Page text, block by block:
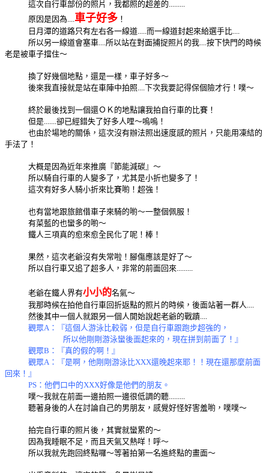
這次自行車部份的照片，我都照的超差的.........
原因是因為.... 車子好多 ！
日月潭的道路只有左右各一線道.....而一線道封起來給選手比....
所以另一線道會塞車....所以站在對面捕捉照片的我....按下快門的時候
老是被車子擋住～
換了好幾個地點，還是一樣，車子好多～
後來我直接就是站在車陣中拍照....下次我要記得保個險才行！噗～
終於最後找到一個還ＯＫ的地點讓我拍自行車的比賽！
但是.......卻已經錯失了好多人哩～嗚嗚！
也由於場地的關係，這次沒有辦法照出速度感的照片，只能用凍結的
手法了！
大概是因為近年來推廣『節能減碳』～
所以騎自行車的人變多了，尤其是小折也變多了！
這次有好多人騎小折來比賽喲！超強！
也有當地跟旅館借車子來騎的喲～一整個佩服！
有菜藍的也蠻多的喲～
鐵人三項真的愈來愈全民化了呢！棒！
果然，這次老爺沒有失常啦！腳傷應該是好了～
所以自行車又追了超多人，非常的前面回來.........
老爺在鐵人界有小小的名氣～
我那時候在拍他自行車回折返點的照片的時候，後面站著一群人....
然後其中一個人就跟另一個人開始說起老爺的戰蹟....
觀眾A：『這個人游泳比較弱，但是自行車跟跑步超強的，
所以他剛剛游泳蠻後面起來的，現在拼到前面了！』
觀眾B：『真的假的啊！』
觀眾A：『是啊，他剛剛游泳比XXX還晚起來耶！！現在還那麼前面
回來！』
PS：他們口中的XXX好像是他們的朋友。
噗～我就在前面一邊拍照一邊很低調的聽.........
聽著身後的人在討論自己的男朋友，感覺好怪好害羞喲，噗噗～
拍完自行車的照片後，其實就蠻累的～
因為我睡眠不足，而且天氣又熱咩！呼～
所以我就先跑回終點囉～等著拍第一名進終點的畫面～